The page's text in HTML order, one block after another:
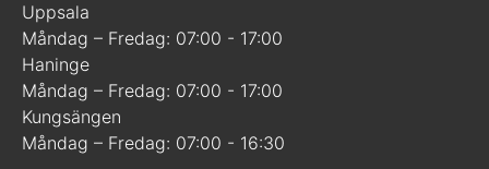
Uppsala
Måndag – Fredag: 07:00 - 17:00
Haninge
Måndag – Fredag: 07:00 - 17:00
Kungsängen
Måndag – Fredag: 07:00 - 16:30